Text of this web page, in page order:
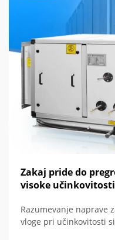
Zakaj pride do
visoke
Razumevanje naprave
vloge pri učinkovitosti